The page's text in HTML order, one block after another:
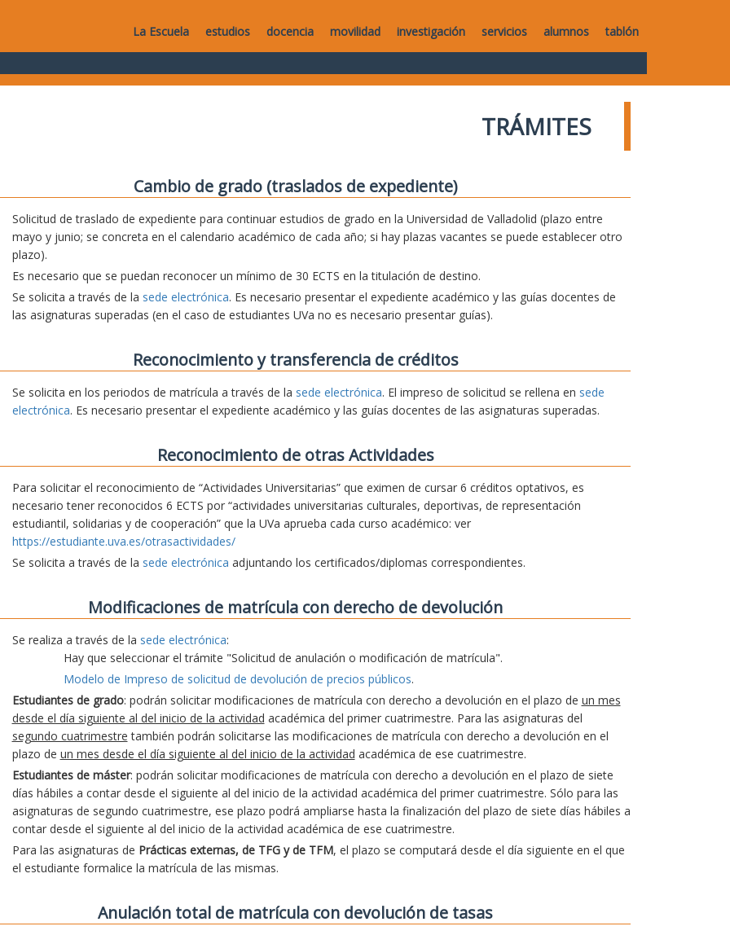
La Escuela estudios docencia movilidad investigación servicios alumnos tablón
TRÁMITES
Cambio de grado (traslados de expediente)
Solicitud de traslado de expediente para continuar estudios de grado en la Universidad de Valladolid (plazo entre
mayo y junio; se concreta en el calendario académico de cada año; si hay plazas vacantes se puede establecer otro
plazo).
Es necesario que se puedan reconocer un mínimo de 30 ECTS en la titulación de destino.
Se solicita a través de la sede electrónica. Es necesario presentar el expediente académico y las guías docentes de
las asignaturas superadas (en el caso de estudiantes UVa no es necesario presentar guías).
Reconocimiento y transferencia de créditos
Se solicita en los periodos de matrícula a través de la sede electrónica. El impreso de solicitud se rellena en sede
electrónica. Es necesario presentar el expediente académico y las guías docentes de las asignaturas superadas.
Reconocimiento de otras Actividades
Para solicitar el reconocimiento de “Actividades Universitarias” que eximen de cursar 6 créditos optativos, es
necesario tener reconocidos 6 ECTS por “actividades universitarias culturales, deportivas, de representación
estudiantil, solidarias y de cooperación” que la UVa aprueba cada curso académico: ver
https://estudiante.uva.es/otrasactividades/
Se solicita a través de la sede electrónica adjuntando los certificados/diplomas correspondientes.
Modificaciones de matrícula con derecho de devolución
Se realiza a través de la sede electrónica:
Hay que seleccionar el trámite "Solicitud de anulación o modificación de matrícula".
Modelo de Impreso de solicitud de devolución de precios públicos.
Estudiantes de grado: podrán solicitar modificaciones de matrícula con derecho a devolución en el plazo de un mes
desde el día siguiente al del inicio de la actividad académica del primer cuatrimestre. Para las asignaturas del
segundo cuatrimestre también podrán solicitarse las modificaciones de matrícula con derecho a devolución en el
plazo de un mes desde el día siguiente al del inicio de la actividad académica de ese cuatrimestre.
Estudiantes de máster: podrán solicitar modificaciones de matrícula con derecho a devolución en el plazo de siete
días hábiles a contar desde el siguiente al del inicio de la actividad académica del primer cuatrimestre. Sólo para las
asignaturas de segundo cuatrimestre, ese plazo podrá ampliarse hasta la finalización del plazo de siete días hábiles a
contar desde el siguiente al del inicio de la actividad académica de ese cuatrimestre.
Para las asignaturas de Prácticas externas, de TFG y de TFM, el plazo se computará desde el día siguiente en el que
el estudiante formalice la matrícula de las mismas.
Anulación total de matrícula con devolución de tasas